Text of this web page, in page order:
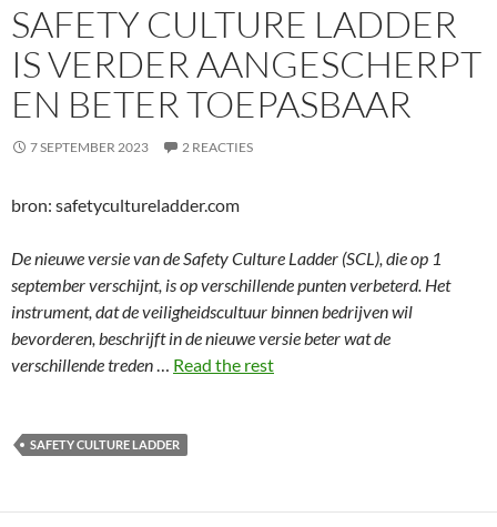
SAFETY CULTURE LADDER
IS VERDER AANGESCHERPT
EN BETER TOEPASBAAR
7 SEPTEMBER 2023 2 REACTIES
bron: safetycultureladder.com
De nieuwe versie van de Safety Culture Ladder (SCL), die op 1
september verschijnt, is op verschillende punten verbeterd. Het
instrument, dat de veiligheidscultuur binnen bedrijven wil
bevorderen, beschrijft in de nieuwe versie beter wat de
verschillende treden… Read the rest
SAFETY CULTURE LADDER